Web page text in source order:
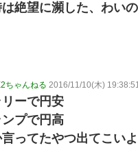
絶望に瀕した、わい
ちゃんねる 2016/11/10(木)
リーで円安
ンプで円高
言ってたやつ出てこいよ